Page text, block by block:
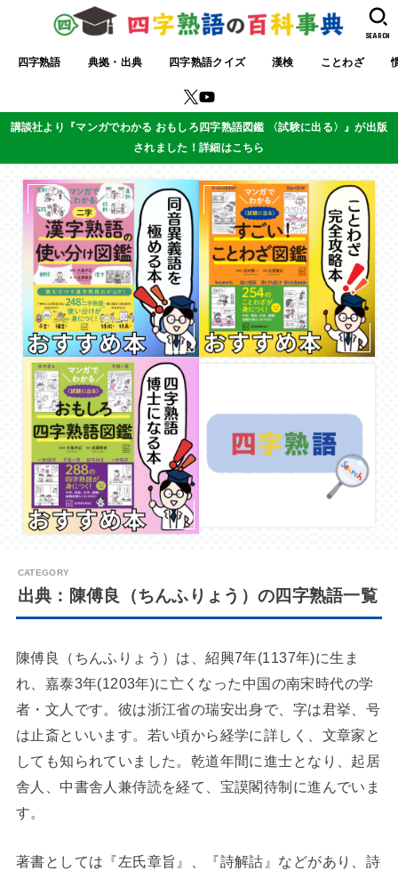
四字熟語 典拠・出典 四字熟語クイズ 漢検 ことわざ
SEARCH
講談社より『マンガでわかる おもしろ四字熟語図鑑 〈試験に出る〉』が出版
されました！詳細はこちら
出典：陳傅良（ちんふりょう）の四字熟語一覧
陳傅良（ちんふりょう）は、紹興7年(1137年)に生ま
れ、嘉泰3年(1203年)に亡くなった中国の南宋時代の学
者・文人です。彼は浙江省の瑞安出身で、字は君挙、号
は止斎といいます。若い頃から経学に詳しく、文章家と
しても知られていました。乾道年間に進士となり、起居
舎人、中書舎人兼侍読を経て、宝謨閣待制に進んでいま
す。
著書としては『左氏章旨』、『詩解詁』などがあり、詩